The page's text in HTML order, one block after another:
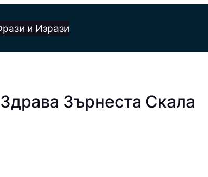
и Изрази
Зърнеста Скала